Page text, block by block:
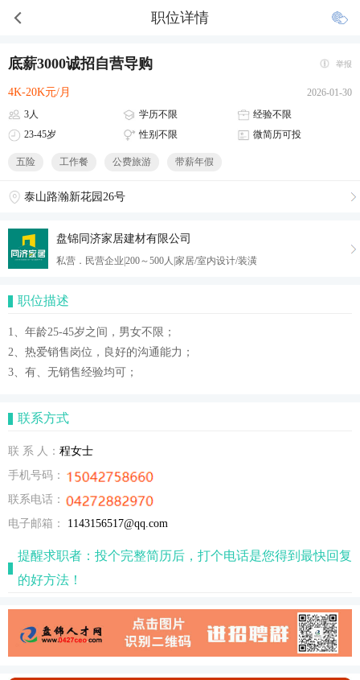
职位详情
底薪3000诚招自营导购 举报
4K-20K元/月
2026-01-30
3人
学历不限
经验不限
23-45岁
性别不限 微简历可投
五险 工作餐 公费旅游 带薪年假
泰山路瀚新花园26号
盘锦同济家居建材有限公司
私营．民营企业|200～500人|家居/室内设计/装潢
职位描述
1、年龄25-45岁之间，男女不限；
2、热爱销售岗位，良好的沟通能力；
3、有、无销售经验均可；
联系方式
联 系 人： 程女士
手机号码：
联系电话：
电子邮箱：
1143156517@qq.com
提醒求职者：投个完整简历后，打个电话是您得到最快回复
的好方法！